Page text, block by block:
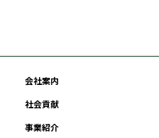
会社案内
社会貢献
事業紹介